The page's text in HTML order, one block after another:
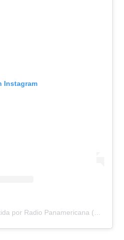
Instagram